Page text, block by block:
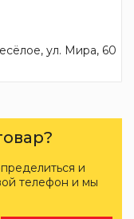
и
телефон и мы